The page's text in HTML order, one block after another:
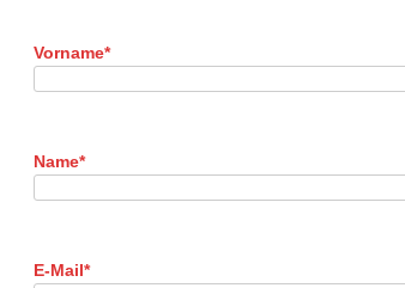
Vorname*
Name*
E-Mail*